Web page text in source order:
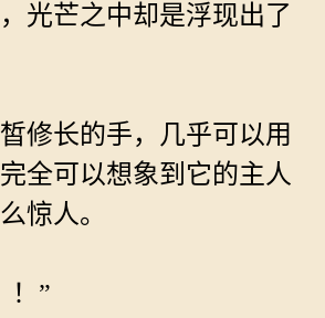
光芒之中却是浮现出了
修长的手，几乎可以用
全可以想象到它的主人
惊人。
！”